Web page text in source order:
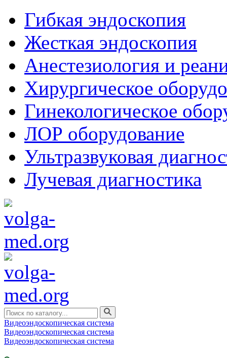
Гибкая эндоскопия
Жесткая эндоскопия
Анестезиология и
Хирургическое
Гинекологическое
ЛОР оборудование
Ультразвуковая
Лучевая диагностика
Видеоэндоскопическая система
Видеоэндоскопическая система
Видеоэндоскопическая система